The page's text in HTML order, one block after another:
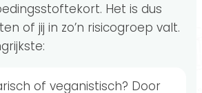
Het is dus
of jij in zo’n risicogroep valt.
of veganistisch? Door